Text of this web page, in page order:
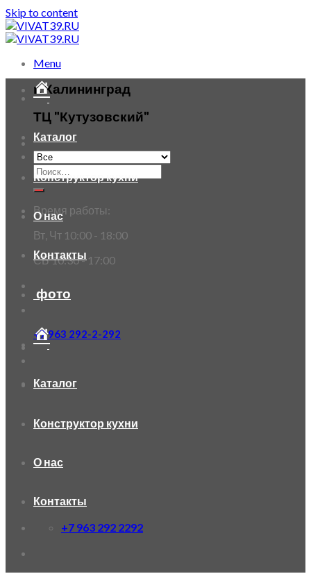
Skip to content
Menu
г. Калининград
ТЦ "Кутузовский"
Время работы:
Вт, Чт 10:00 - 18:00
СБ 10:30 - 17:00
+7 963 292-2-292
Каталог
Конструктор кухни
О нас
Контакты
фото
Каталог
Конструктор кухни
О нас
Контакты
+7 963 292 2292